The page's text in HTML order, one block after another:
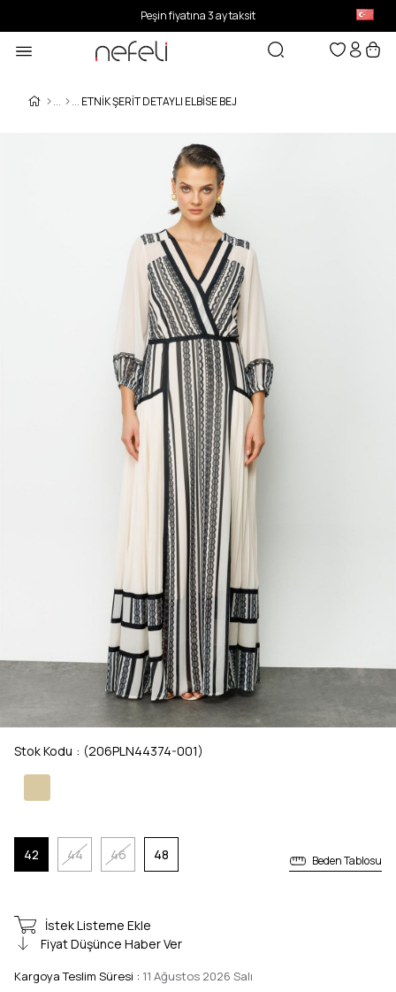
Peşin fiyatına 3 ay taksit
ETNIK ŞERIT DETAYLI ELBISE BEJ
Stok Kodu (206PLN44374-001)
42 44 46 48 Beden Tablosu
İstek Listeme Ekle
Fiyat Düşünce Haber Ver
Kargoya Teslim Süresi : 11 Ağustos 2026 Salı